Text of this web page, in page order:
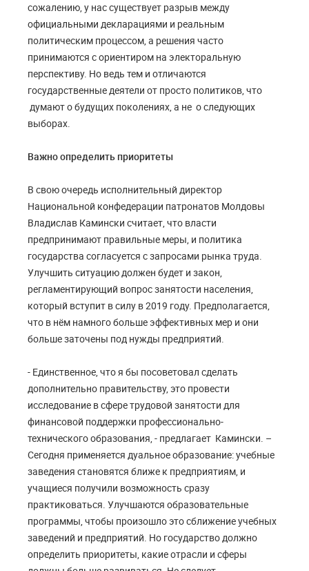
сожалению, у нас существует разрыв между
официальными декларациями и реальным
политическим процессом, а решения часто
принимаются с ориентиром на электоральную
перспективу. Но ведь тем и отличаются
государственные деятели от просто политиков, что
думают о будущих поколениях, а не о следующих
выборах.
Важно определить приоритеты
В свою очередь исполнительный директор
Национальной конфедерации патронатов Молдовы
Владислав Камински считает, что власти
предпринимают правильные меры, и политика
государства согласуется с запросами рынка труда.
Улучшить ситуацию должен будет и закон,
регламентирующий вопрос занятости населения,
который вступит в силу в 2019 году. Предполагается,
что в нём намного больше эффективных мер и они
больше заточены под нужды предприятий.
- Единственное, что я бы посоветовал сделать
дополнительно правительству, это провести
исследование в сфере трудовой занятости для
финансовой поддержки профессионально-
технического образования, - предлагает Камински. –
Сегодня применяется дуальное образование: учебные
заведения становятся ближе к предприятиям, и
учащиеся получили возможность сразу
практиковаться. Улучшаются образовательные
программы, чтобы произошло это сближение учебных
заведений и предприятий. Но государство должно
определить приоритеты, какие отрасли и сферы